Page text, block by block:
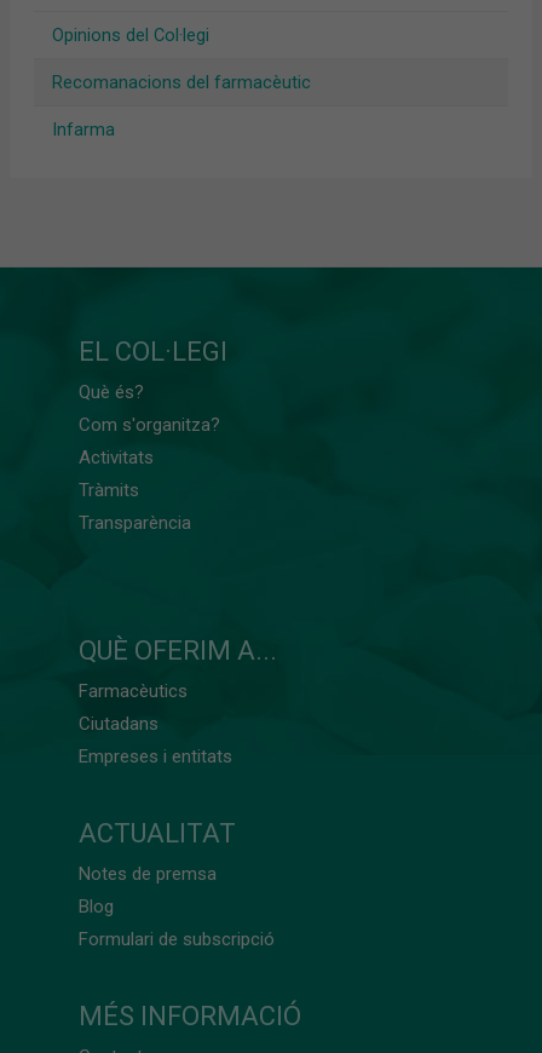
Opinions del Col·legi
Recomanacions del farmacèutic
Infarma
EL COL·LEGI
Què és?
Com s'organitza?
Activitats
Tràmits
Transparència
QUÈ OFERIM A...
Farmacèutics
Ciutadans
Empreses i entitats
ACTUALITAT
Notes de premsa
Blog
Formulari de subscripció
MÉS INFORMACIÓ